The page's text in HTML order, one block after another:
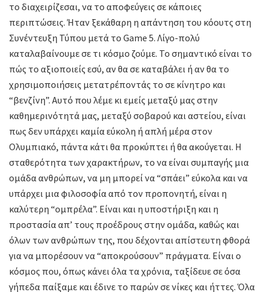
το διαχειρίζεσαι, να το αποφεύγεις σε κάποιες
περιπτώσεις. Ήταν ξεκάθαρη η απάντηση του κόουτς στη
Συνέντευξη Τύπου μετά το Game 5. Λίγο-πολύ
καταλαβαίνουμε σε τι κόσμο ζούμε. Το σημαντικό είναι το
πώς το αξιοποιείς εσύ, αν θα σε καταβάλει ή αν θα το
χρησιμοποιήσεις μετατρέποντάς το σε κίνητρο και
“βενζίνη”. Αυτό που λέμε κι εμείς μεταξύ μας στην
καθημερινότητά μας, μεταξύ σοβαρού και αστείου, είναι
πως δεν υπάρχει καμία εύκολη ή απλή μέρα στον
Ολυμπιακό, πάντα κάτι θα προκύπτει ή θα ακούγεται. Η
σταθερότητα των χαρακτήρων, το να είναι συμπαγής μια
ομάδα ανθρώπων, να μη μπορεί να “σπάει” εύκολα και να
υπάρχει μια φιλοσοφία από τον προπονητή, είναι η
καλύτερη “ομπρέλα”. Είναι και η υποστήριξη και η
προστασία απ’ τους προέδρους στην ομάδα, καθώς και
όλων των ανθρώπων της, που δέχονται απίστευτη φθορά
για να μπορέσουν να “αποκρούσουν” πράγματα. Είναι ο
κόσμος που, όπως κάνει όλα τα χρόνια, ταξίδευε σε όσα
γήπεδα παίξαμε και έδινε το παρών σε νίκες και ήττες. Όλα